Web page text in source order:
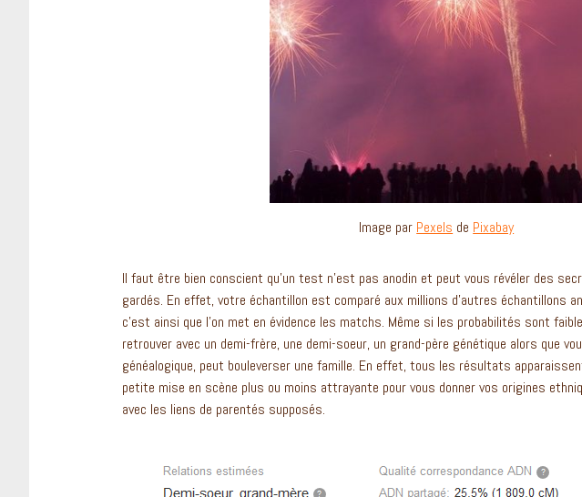
Image par Pexels de Pixabay
Il faut être bien conscient qu’un test n’est pas anodin et peut vous révéler des
gardés. En effet, votre échantillon est comparé aux millions d’autres échantillons
c’est ainsi que l’on met en évidence les matchs. Même si les probabilités sont
retrouver avec un demi-frère, une demi-soeur, un grand-père génétique alors que
généalogique, peut bouleverser une famille. En effet, tous les résultats
petite mise en scène plus ou moins attrayante pour vous donner vos origines
avec les liens de parentés supposés.